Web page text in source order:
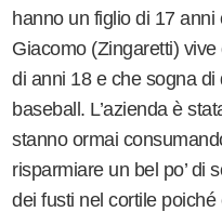
hanno un figlio di 17
Giacomo (Zingaretti)
di anni 18 e che sogna
baseball. L’azienda è
stanno ormai
risparmiare un bel po’ di
dei fusti nel cortile